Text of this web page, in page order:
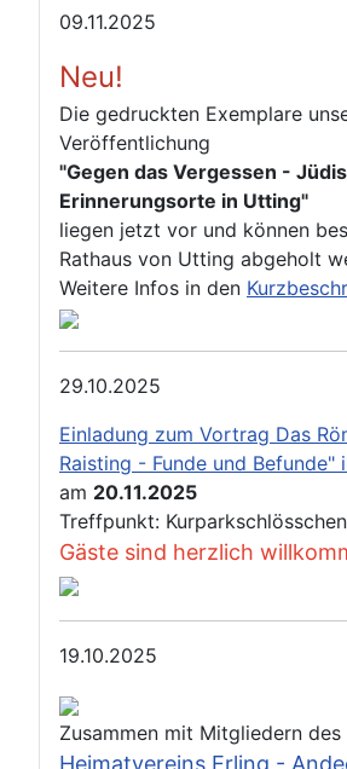
09.11.2025
Neu!
Die gedruckten Exemplare
Veröffentlichung
"Gegen das Vergessen -
Erinnerungsorte in Utting"
liegen jetzt vor und können
Rathaus von Utting abgeholt
Weitere Infos in den
29.10.2025
Einladung zum Vortrag Das
Raisting - Funde und Befunde"
am 20.11.2025
Treffpunkt: Kurparkschlösschen
Gäste sind herzlich
19.10.2025
Zusammen mit Mitgliedern des
Heimatvereins Erling -